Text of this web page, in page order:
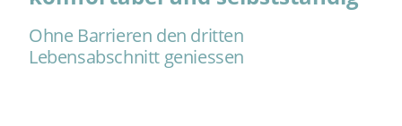
Ohne Barrieren den dritten
Lebensabschnitt geniessen